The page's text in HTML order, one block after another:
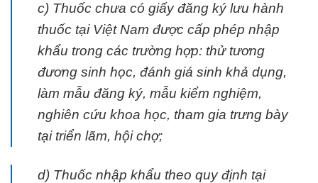
c) Thuốc chưa có giấy đăng ký lưu hành
thuốc tại Việt Nam được cấp phép nhập
khẩu trong các trường hợp: thử tương
đương sinh học, đánh giá sinh khả dụng,
làm mẫu đăng ký, mẫu kiểm nghiệm,
nghiên cứu khoa học, tham gia trưng bày
tại triển lãm, hội chợ;
d) Thuốc nhập khẩu theo quy định tại